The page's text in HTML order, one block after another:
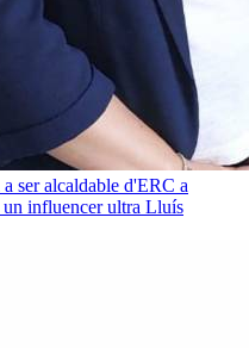
ser alcaldable d'ERC a
influencer ultra Lluís